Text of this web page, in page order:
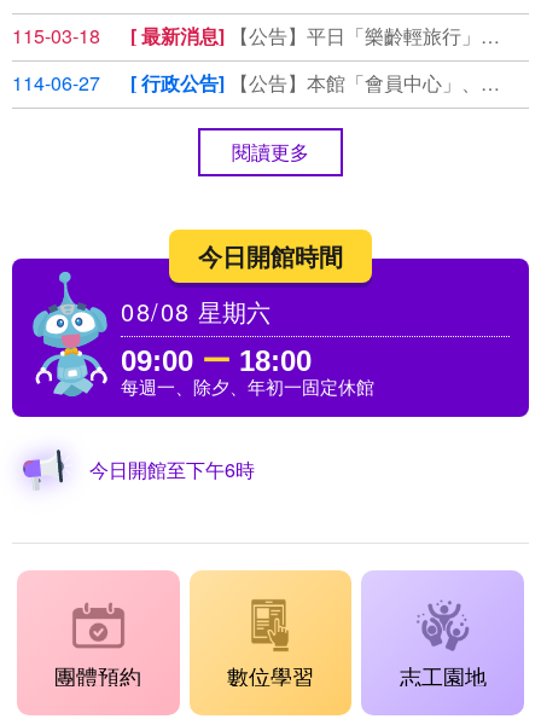
115-03-18
最新消息
【公告】平日「樂齡輕旅行」套裝優惠，即刻預約！
114-06-27
行政公告 【公告】本館「會員中心」、「掌握科工」個資保存期限說明
閱讀更多
今日開館時間
08/08 星期六
09:00 ー 18:00
每週一、除夕、年初一固定休館
今日開館至下午6時
團體預約 數位學習 志工園地